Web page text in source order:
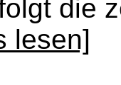
die
lesen]